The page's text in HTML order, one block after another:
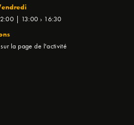
| 13:00 › 16:30
la page de l'activité